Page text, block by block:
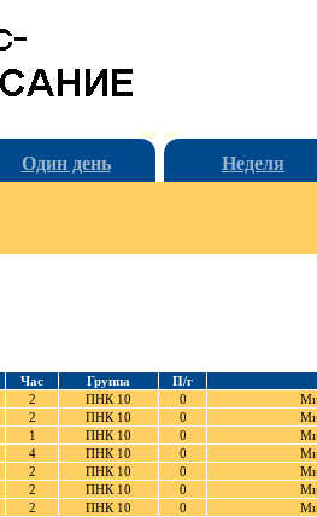
Один день Неделя
Час Группа
П/г
2 ПНК 10 0
2 ПНК 10 0
1 ПНК 10 0
4 ПНК 10 0
2 ПНК 10 0
2 ПНК 10 0
2 ПНК 10 0